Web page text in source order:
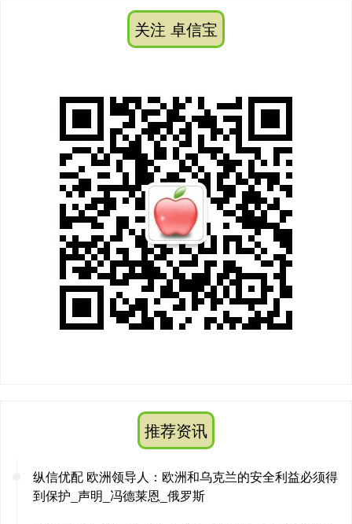
关注 卓信宝
推荐资讯
纵信优配 欧洲领导人：欧洲和乌克兰的安全利益必须得
到保护_声明_冯德莱恩_俄罗斯